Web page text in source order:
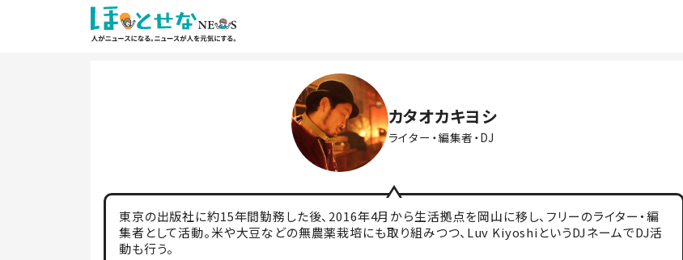
カタオカキヨシ
ライター・編集者・DJ
東京の出版社に約15年間勤務した後、2016年4月から生活拠点を岡山に移し、フリーのライター・編
集者として活動。米や大豆などの無農薬栽培にも取り組みつつ、Luv KiyoshiというDJネームでDJ活
動も行う。